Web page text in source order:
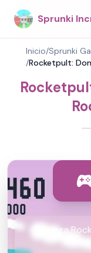
Sprunki
Inicio/Sprunki
/Rocketpult:
¡Juega